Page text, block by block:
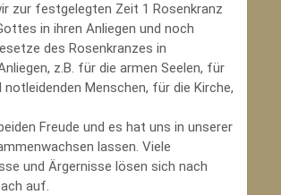
zur festgelegten Zeit 1 Rosenkranz
in ihren Anliegen und noch
des Rosenkranzes in
z.B. für die armen Seelen, für
notleidenden Menschen, für die Kirche,
Freude und es hat uns in unserer
lassen. Viele
und Ärgernisse lösen sich nach
auf.